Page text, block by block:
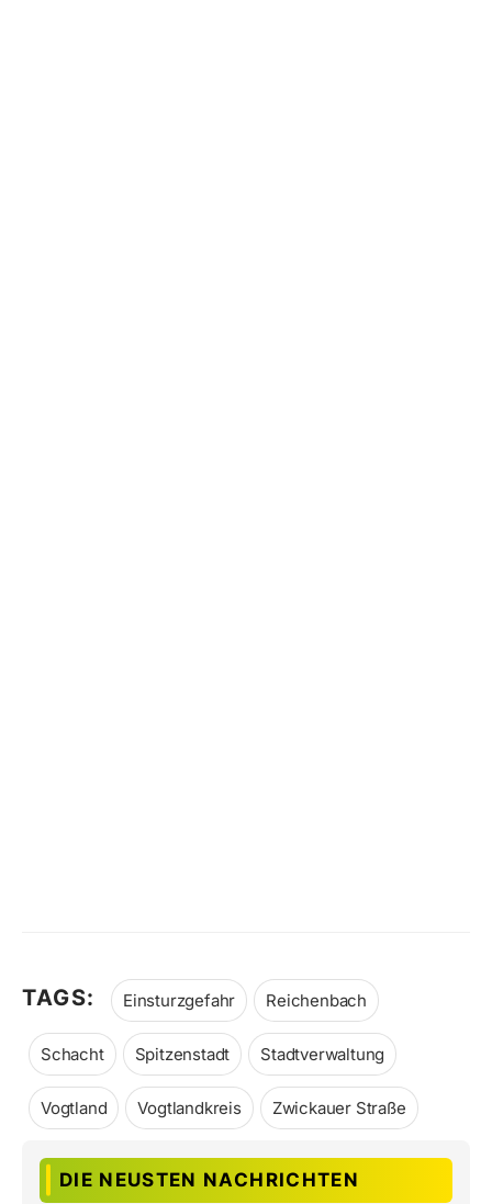
TAGS: Einsturzgefahr Reichenbach
Schacht Spitzenstadt Stadtverwaltung
Vogtland Vogtlandkreis Zwickauer Straße
DIE NEUSTEN NACHRICHTEN